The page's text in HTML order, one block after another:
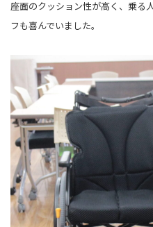
座面のクッション性が高く、乗る
フも喜んでいました。